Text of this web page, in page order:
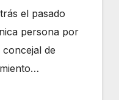
el pasado
persona por
de